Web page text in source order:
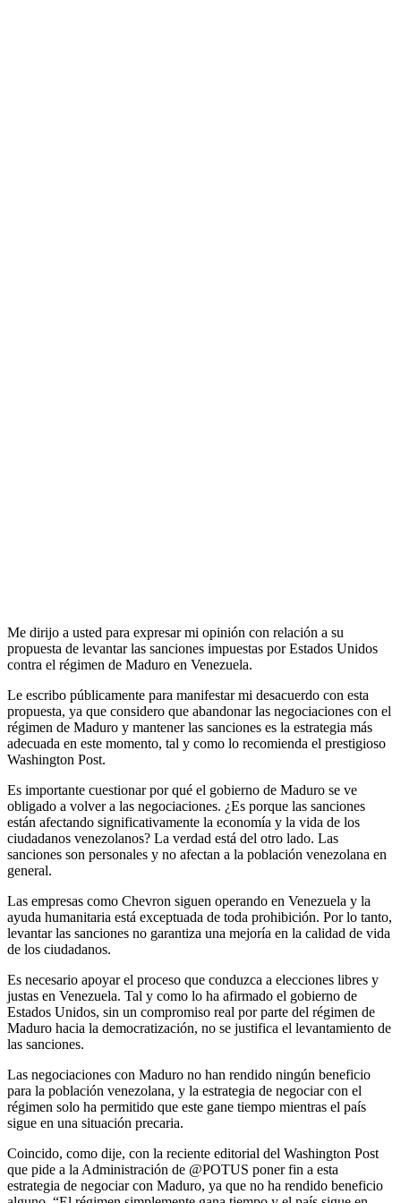
Me dirijo a usted para expresar mi opinión con relación a su
propuesta de levantar las sanciones impuestas por Estados Unidos
contra el régimen de Maduro en Venezuela.
Le escribo públicamente para manifestar mi desacuerdo con esta
propuesta, ya que considero que abandonar las negociaciones con el
régimen de Maduro y mantener las sanciones es la estrategia más
adecuada en este momento, tal y como lo recomienda el prestigioso
Washington Post.
Es importante cuestionar por qué el gobierno de Maduro se ve
obligado a volver a las negociaciones. ¿Es porque las sanciones
están afectando significativamente la economía y la vida de los
ciudadanos venezolanos? La verdad está del otro lado. Las
sanciones son personales y no afectan a la población venezolana en
general.
Las empresas como Chevron siguen operando en Venezuela y la
ayuda humanitaria está exceptuada de toda prohibición. Por lo tanto,
levantar las sanciones no garantiza una mejoría en la calidad de vida
de los ciudadanos.
Es necesario apoyar el proceso que conduzca a elecciones libres y
justas en Venezuela. Tal y como lo ha afirmado el gobierno de
Estados Unidos, sin un compromiso real por parte del régimen de
Maduro hacia la democratización, no se justifica el levantamiento de
las sanciones.
Las negociaciones con Maduro no han rendido ningún beneficio
para la población venezolana, y la estrategia de negociar con el
régimen solo ha permitido que este gane tiempo mientras el país
sigue en una situación precaria.
Coincido, como dije, con la reciente editorial del Washington Post
que pide a la Administración de @POTUS poner fin a esta
estrategia de negociar con Maduro, ya que no ha rendido beneficio